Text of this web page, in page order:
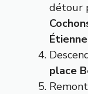
détour
Étienne
place